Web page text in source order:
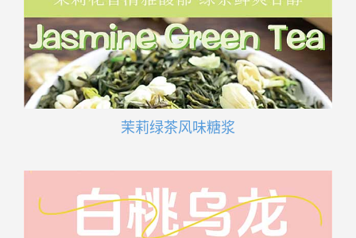
茉莉绿茶风味糖浆